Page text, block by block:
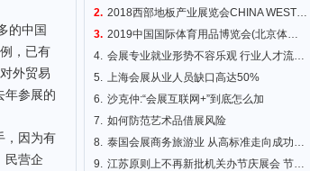
的中国
，已有
外贸易
年参展的
，因为有
民营企
2. 2018西部地板产业展览会CHINA WEST FLOOR EXPO 2018
3. 2019中国国际体育用品博览会(北京体博会)
4. 会展专业就业形势不容乐观 行业人才流失严重
5. 上海会展从业人员缺口高达50%
6. 沙克仲:“会展互联网+”到底怎么加
7. 如何防范艺术品借展风险
8. 泰国会展商务旅游业 从高标准走向成功新高度
9. 江苏原则上不再新批机关办节庆展会 节省财力